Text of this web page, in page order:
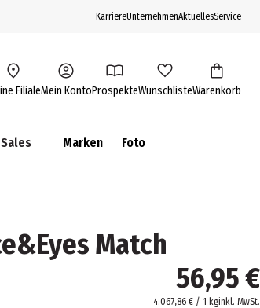
KarriereUnternehmenAktuellesService
FilialeMein KontoProspekteWunschlisteWarenkorb
Marken Foto
Match
56,95 €
4.067,86 € / 1 kginkl. MwSt.